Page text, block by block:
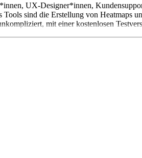
UX-Designer*innen,
sind die Erstellung von Heatmaps
mit einer kostenlosen